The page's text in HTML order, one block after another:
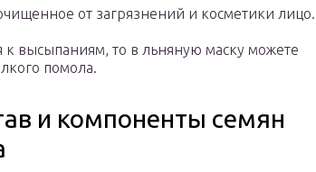
от загрязнений и косметики лицо.
к высыпаниям, то в льняную маску можете
помола.
и компоненты семян